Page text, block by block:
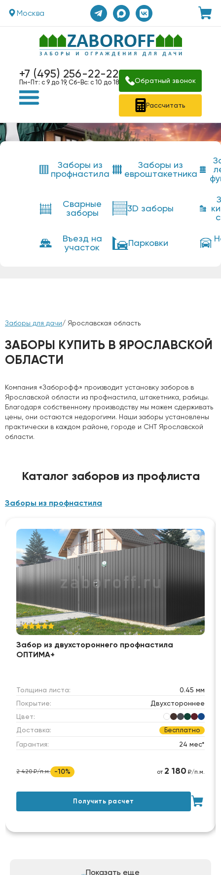
Москва
+7 (495) 256-22-22
Пн-Пт: с 9 до 19, Сб-Вс: с 10 до 18 Обратный звонок
Рассчитать
Заборы из
профнастила
Заборы из
евроштакетника
Сварные
заборы
3D заборы
Въезд на
участок
Парковки
Заборы для дачи/ Ярославская область
ЗАБОРЫ КУПИТЬ В ЯРОСЛАВСКОЙ
ОБЛАСТИ
Компания «Заборофф» производит установку заборов в
Ярославской области из профнастила, штакетника, рабицы.
Благодаря собственному производству мы можем сдерживать
цены, они остаются недорогими. Наши заборы установлены
практически в каждом районе, городе и СНТ Ярославской
области.
Каталог заборов из профлиста
Заборы из профнастила
Забор из двухстороннего профнастила
ОПТИМА+
Толщина листа:
0.45 мм
Покрытие:
Двухстороннее
Цвет:
Доставка:
Бесплатно
Гарантия: 24 мес*
2 420 ₽/п.м. -10% от 2 180 ₽/п.м.
Получить расчет
Показать еще